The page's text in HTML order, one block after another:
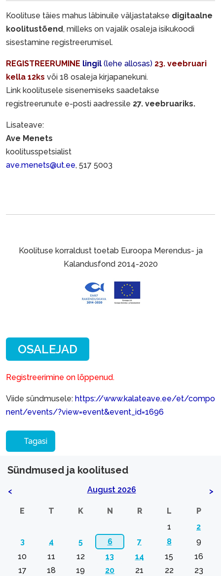
Koolituse täies mahus läbinuile väljastatakse digitaalne
koolitustõend, milleks on vajalik osaleja isikukoodi
sisestamine registreerumisel.
REGISTREERUMINE lingil (lehe allosas) 23. veebruari
kella 12ks või 18 osaleja kirjapanekuni.
Link koolitusele sisenemiseks saadetakse
registreerunute e-posti aadressile 27. veebruariks.
Lisateave:
Ave Menets
koolitusspetsialist
ave.menets@ut.ee, 517 5003
Koolituse korraldust toetab Euroopa Merendus- ja
Kalandusfond 2014-2020
Registreerimine on lõppenud.
Viide sündmusele: https://www.kalateave.ee/et/compo
nent/events/?view=event&event_id=1696
Tagasi
Sündmused ja koolitused
< August 2026 >
E T K N R L
P
1
2
3
4 5 6 7 8
9
10
11 12 13 14 15
16
17
18 19 20 21 22
23